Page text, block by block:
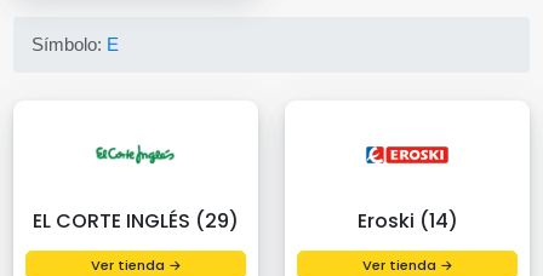
Símbolo: E
EL CORTE INGLÉS (29)
Ver tienda →
Eroski (14)
Ver tienda →